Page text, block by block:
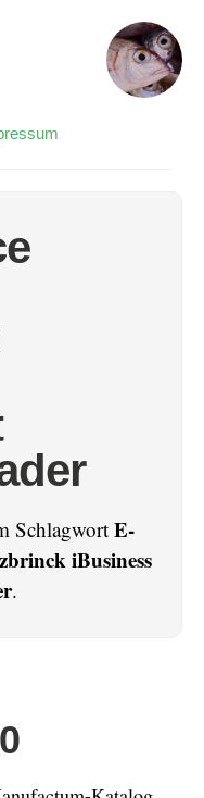
Schlagwort E-
iBusiness
.